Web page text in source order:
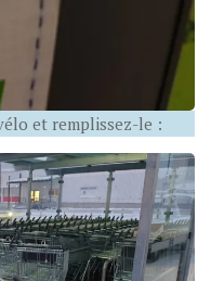
et remplissez-le :